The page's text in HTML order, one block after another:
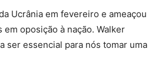
Ucrânia em fevereiro e ameaçou
em oposição à nação. Walker
ser essencial para nós tomar uma